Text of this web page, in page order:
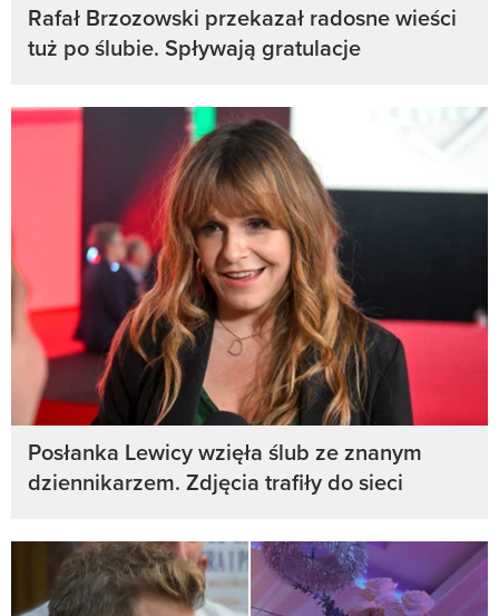
Rafał Brzozowski przekazał radosne wieści
tuż po ślubie. Spływają gratulacje
Posłanka Lewicy wzięła ślub ze znanym
dziennikarzem. Zdjęcia trafiły do sieci